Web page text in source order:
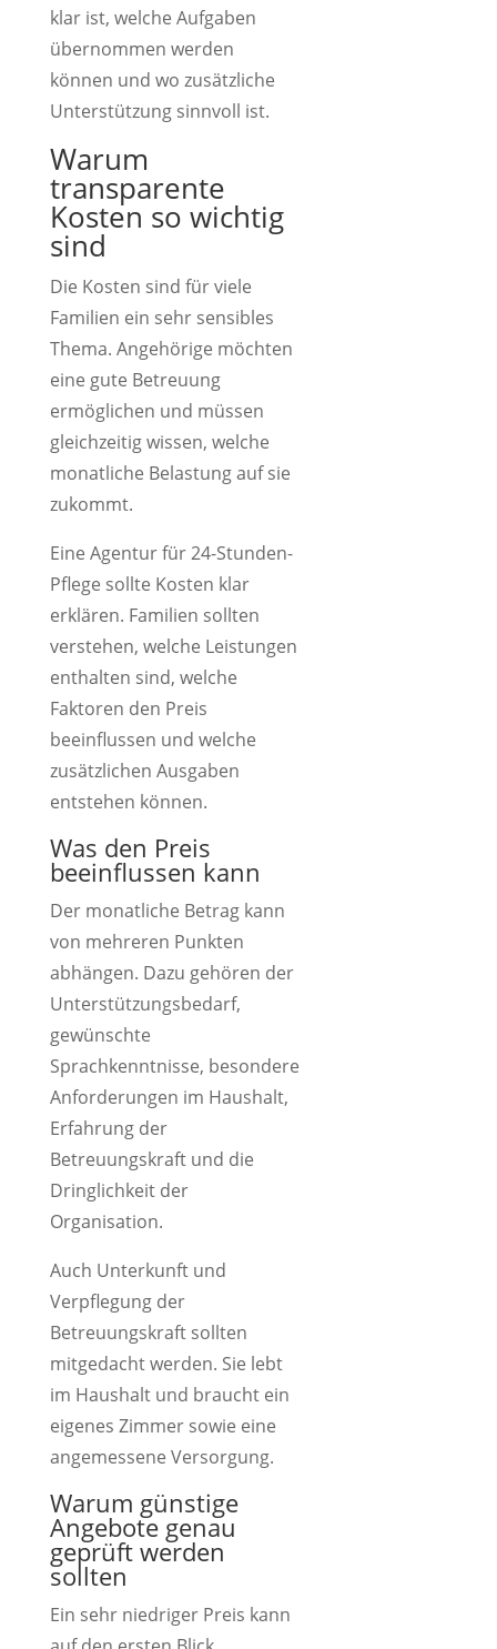
klar ist, welche Aufgaben
übernommen werden
können und wo zusätzliche
Unterstützung sinnvoll ist.
Warum
transparente
Kosten so wichtig
sind
Die Kosten sind für viele
Familien ein sehr sensibles
Thema. Angehörige möchten
eine gute Betreuung
ermöglichen und müssen
gleichzeitig wissen, welche
monatliche Belastung auf sie
zukommt.
Eine Agentur für 24-Stunden-
Pflege sollte Kosten klar
erklären. Familien sollten
verstehen, welche Leistungen
enthalten sind, welche
Faktoren den Preis
beeinflussen und welche
zusätzlichen Ausgaben
entstehen können.
Was den Preis
beeinflussen kann
Der monatliche Betrag kann
von mehreren Punkten
abhängen. Dazu gehören der
Unterstützungsbedarf,
gewünschte
Sprachkenntnisse, besondere
Anforderungen im Haushalt,
Erfahrung der
Betreuungskraft und die
Dringlichkeit der
Organisation.
Auch Unterkunft und
Verpflegung der
Betreuungskraft sollten
mitgedacht werden. Sie lebt
im Haushalt und braucht ein
eigenes Zimmer sowie eine
angemessene Versorgung.
Warum günstige
Angebote genau
geprüft werden
sollten
Ein sehr niedriger Preis kann